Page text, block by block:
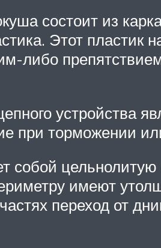
состоит из
Этот
либо
устройства
при торможении
собой
имеют
переход от